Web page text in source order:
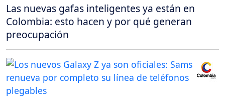
Las nuevas gafas inteligentes ya están en
Colombia: esto hacen y por qué generan
preocupación